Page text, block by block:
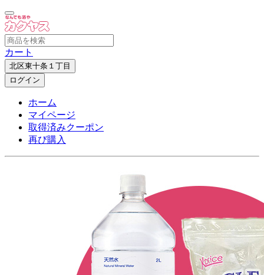
カート
北区東十条１丁目
ログイン
ホーム
マイページ
取得済みクーポン
再び購入